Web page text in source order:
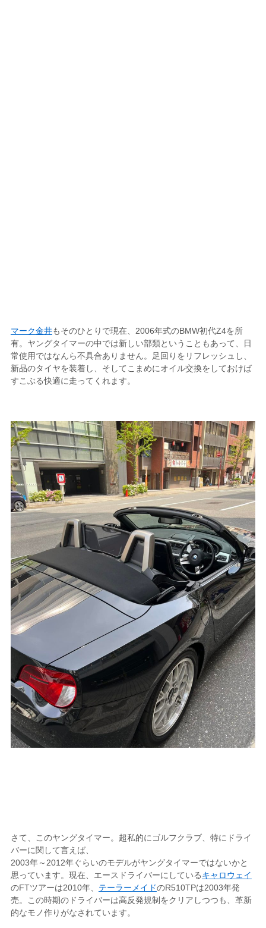
マーク金井もそのひとりで現在、2006年式のBMW初代Z4を所
有。ヤングタイマーの中では新しい部類ということもあって、日
常使用ではなんら不具合ありません。足回りをリフレッシュし、
新品のタイヤを装着し、そしてこまめにオイル交換をしておけば
すこぶる快適に走ってくれます。
さて、このヤングタイマー。超私的にゴルフクラブ、特にドライ
バーに関して言えば、
2003年～2012年ぐらいのモデルがヤングタイマーではないかと
思っています。現在、エースドライバーにしているキャロウェイ
のFTツアーは2010年、 テーラーメイドのR510TPは2003年発
売。この時期のドライバーは高反発規制をクリアしつつも、革新
的なモノ作りがなされています。